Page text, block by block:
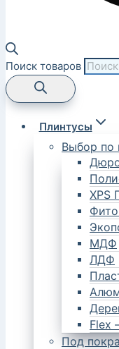
Поиск товаров
Плинтусы
Выбор по
XPS
МДФ
ЛДФ
Flex
Под